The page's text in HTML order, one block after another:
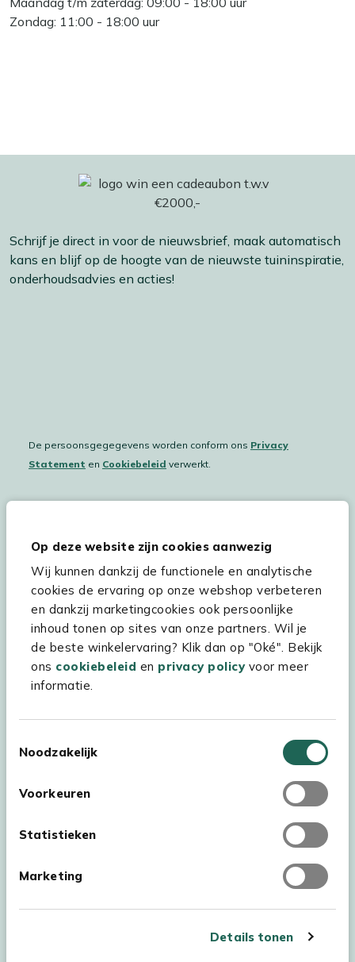
Op deze website zijn cookies aanwezig
Wij kunnen dankzij de functionele en analytische
cookies de ervaring op onze webshop verbeteren
en dankzij marketingcookies ook persoonlijke
inhoud tonen op sites van onze partners. Wil je
de beste winkelervaring? Klik dan op "Oké". Bekijk
ons cookiebeleid en privacy policyvoor meer
informatie.
Noodzakelijk
Voorkeuren
Statistieken
Marketing
Details tonen
Zondag: 11:00 - 18:00 uur
Schrijf je direct in voor de nieuwsbrief, maak automatisch
kans en blijf op de hoogte van de nieuwste tuininspiratie,
onderhoudsadvies en acties!
De persoonsgegegevens worden conform ons Privacy
Statement en Cookiebeleid verwerkt.
Hulp & service
Assortiment
Kees Smit Tuinmeubelen
Experience Stores XXL